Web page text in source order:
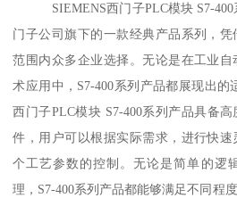
SIEMENS西门子PLC模块 S7-400
门子公司旗下的一款经典产品系列，
范围内众多企业选择。无论是在工业
术应用中，S7-400系列产品都展现出的
西门子PLC模块 S7-400系列产品具备
件，用户可以根据实际需求，进行快
个工艺参数的控制。无论是简单的逻
理，S7-400系列产品都能够满足不同程